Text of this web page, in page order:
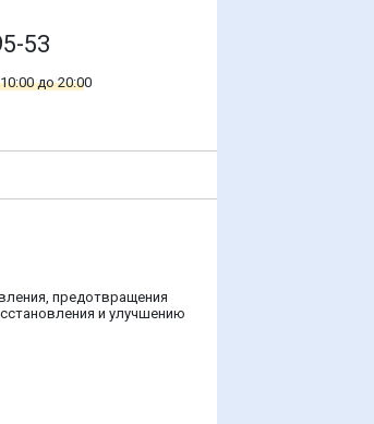
53
до 20:00
предотвращения
и улучшению